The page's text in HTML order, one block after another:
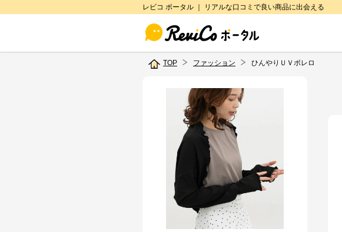
レビコ ポータル ｜ リアルな口コミで良い商品に出会える
TOP ファッション ひんやりＵＶボレロ